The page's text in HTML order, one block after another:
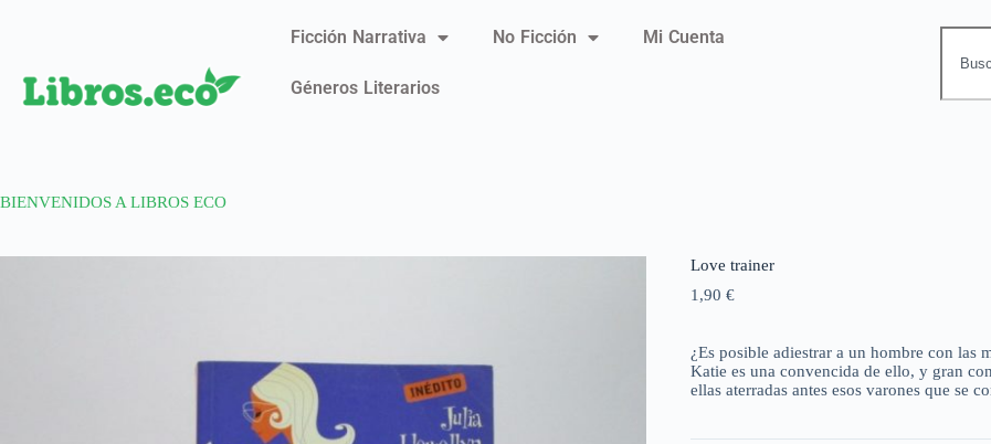
Ficción Narrativa No Ficción Mi Cuenta
Géneros Literarios
BIENVENIDOS A LIBROS ECO
Love trainer
1,90 €
¿Es posible adiestrar a un hombre con las
Katie es una convencida de ello, y gran
ellas aterradas antes esos varones que se